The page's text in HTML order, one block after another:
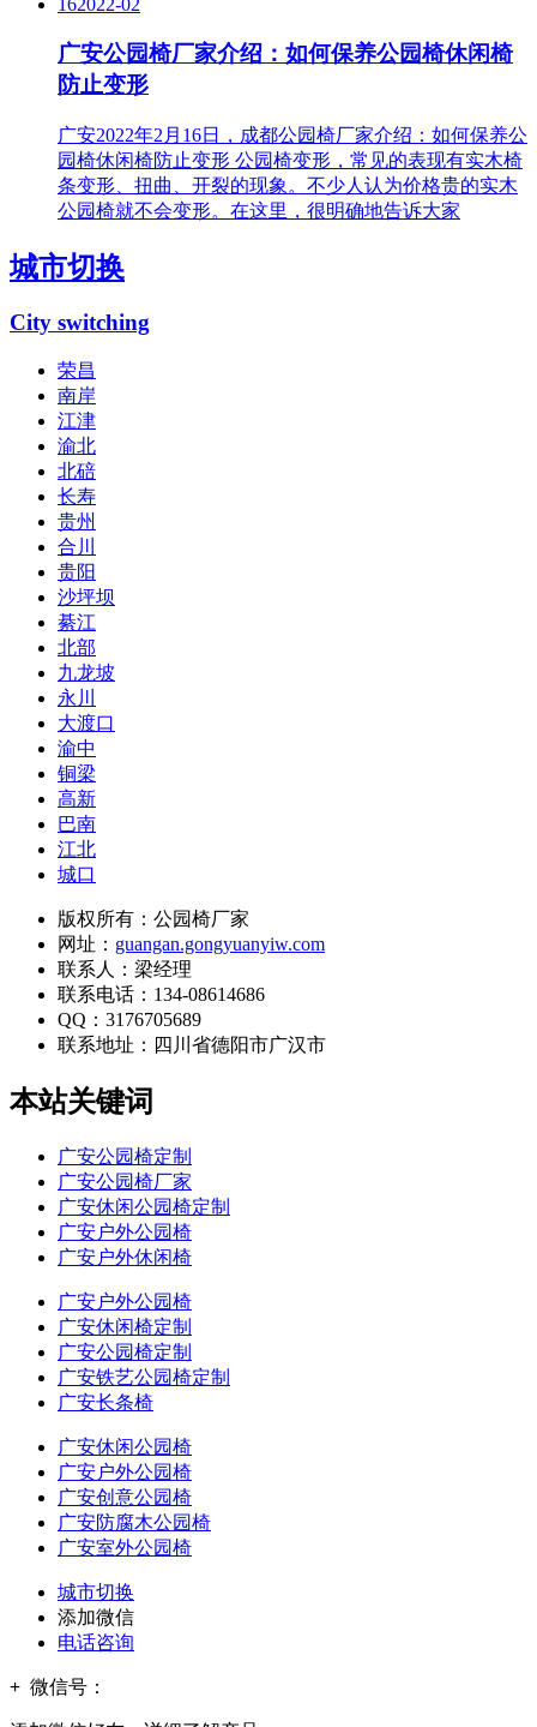
162022-02
广安公园椅厂家介绍：如何保养公园椅休闲椅
防止变形
广安2022年2月16日，成都公园椅厂家介绍：如何保养公
园椅休闲椅防止变形 公园椅变形，常见的表现有实木椅
条变形、扭曲、开裂的现象。不少人认为价格贵的实木
公园椅就不会变形。在这里，很明确地告诉大家
城市切换
City switching
荣昌
南岸
江津
渝北
北碚
长寿
贵州
合川
贵阳
沙坪坝
綦江
北部
九龙坡
永川
大渡口
渝中
铜梁
高新
巴南
江北
城口
版权所有：公园椅厂家
网址： guangan.gongyuanyiw.com
联系人：梁经理
联系电话：134-08614686
QQ：3176705689
联系地址： 四川省德阳市广汉市
本站关键词
广安公园椅定制
广安公园椅厂家
广安休闲公园椅定制
广安户外公园椅
广安户外休闲椅
广安户外公园椅
广安休闲椅定制
广安公园椅定制
广安铁艺公园椅定制
广安长条椅
广安休闲公园椅
广安户外公园椅
广安创意公园椅
广安防腐木公园椅
广安室外公园椅
城市切换
添加微信
电话咨询
+ 微信号：